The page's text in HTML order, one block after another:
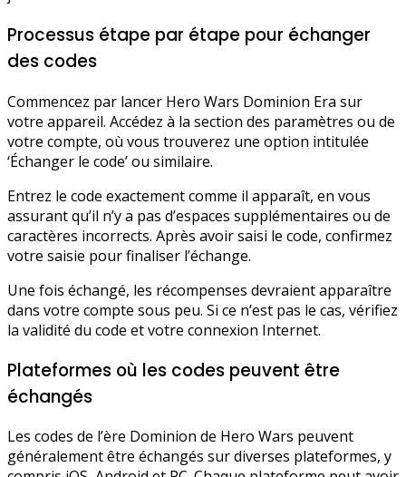
Processus étape par étape pour échanger
des codes
Commencez par lancer Hero Wars Dominion Era sur
votre appareil. Accédez à la section des paramètres ou de
votre compte, où vous trouverez une option intitulée
‘Échanger le code’ ou similaire.
Entrez le code exactement comme il apparaît, en vous
assurant qu’il n’y a pas d’espaces supplémentaires ou de
caractères incorrects. Après avoir saisi le code, confirmez
votre saisie pour finaliser l’échange.
Une fois échangé, les récompenses devraient apparaître
dans votre compte sous peu. Si ce n’est pas le cas, vérifiez
la validité du code et votre connexion Internet.
Plateformes où les codes peuvent être
échangés
Les codes de l’ère Dominion de Hero Wars peuvent
généralement être échangés sur diverses plateformes, y